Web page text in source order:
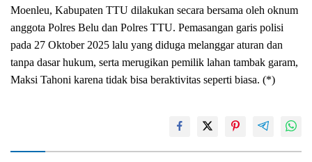
Moenleu, Kabupaten TTU dilakukan secara bersama oleh oknum
anggota Polres Belu dan Polres TTU. Pemasangan garis polisi
pada 27 Oktober 2025 lalu yang diduga melanggar aturan dan
tanpa dasar hukum, serta merugikan pemilik lahan tambak garam,
Maksi Tahoni karena tidak bisa beraktivitas seperti biasa. (*)